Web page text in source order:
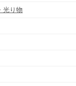
光り物